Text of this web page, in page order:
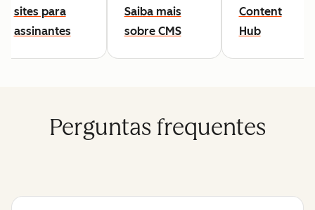
sites para
assinantes
Saiba mais
sobre CMS
Content
Hub
Perguntas frequentes